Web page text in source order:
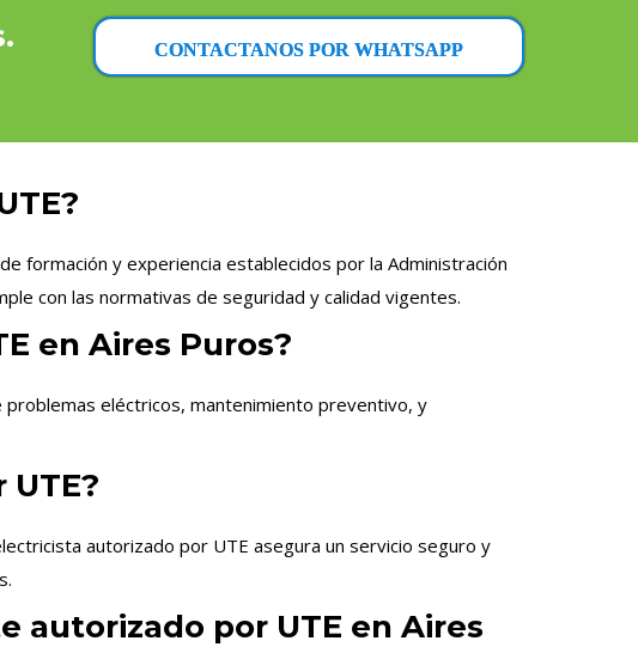
CONTACTANOS POR WHATSAPP
formación y experiencia establecidos por la Administración
con las normativas de seguridad y calidad vigentes.
en Aires Puros?
problemas eléctricos, mantenimiento preventivo, y
autorizado por UTE asegura un servicio seguro y
autorizado por UTE en Aires